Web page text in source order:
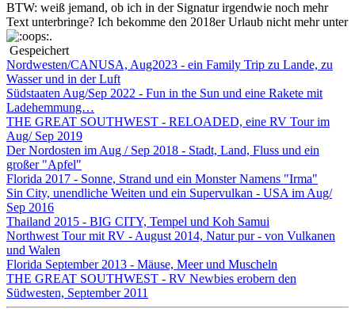
BTW: weiß jemand, ob ich in der Signatur irgendwie noch mehr
Text unterbringe? Ich bekomme den 2018er Urlaub nicht mehr unter
.
Gespeichert
Nordwesten/CANUSA, Aug2023 - ein Family Trip zu Lande, zu
Wasser und in der Luft
Südstaaten Aug/Sep 2022 - Fun in the Sun und eine Rakete mit
Ladehemmung…
THE GREAT SOUTHWEST - RELOADED, eine RV Tour im
Aug/ Sep 2019
Der Nordosten im Aug / Sep 2018 - Stadt, Land, Fluss und ein
großer "Apfel"
Florida 2017 - Sonne, Strand und ein Monster Namens "Irma"
Sin City, unendliche Weiten und ein Supervulkan - USA im Aug/
Sep 2016
Thailand 2015 - BIG CITY, Tempel und Koh Samui
Northwest Tour mit RV - August 2014, Natur pur - von Vulkanen
und Walen
Florida September 2013 - Mäuse, Meer und Muscheln
THE GREAT SOUTHWEST - RV Newbies erobern den
Südwesten, September 2011